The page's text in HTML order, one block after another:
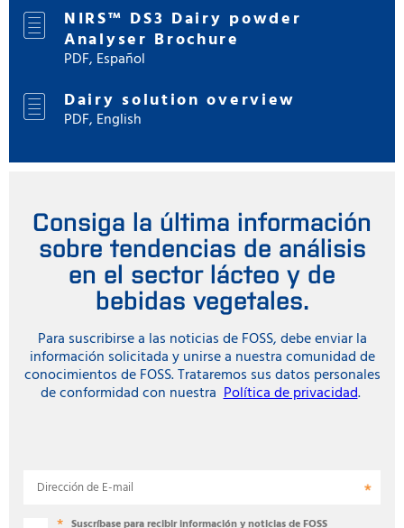
NIRS™ DS3 Dairy powder
Analyser Brochure
PDF, Español
Dairy solution overview
PDF, English
Consiga la última información
sobre tendencias de análisis
en el sector lácteo y de
bebidas vegetales.
Para suscribirse a las noticias de FOSS, debe enviar la
información solicitada y unirse a nuestra comunidad de
conocimientos de FOSS. Trataremos sus datos personales
de conformidad con nuestraPolítica de privacidad.
Dirección de E-mail